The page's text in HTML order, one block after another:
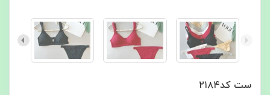
ست کد۲۱۸۴